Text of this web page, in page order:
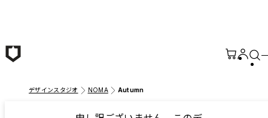
デザインスタジオ NOMA Autumn